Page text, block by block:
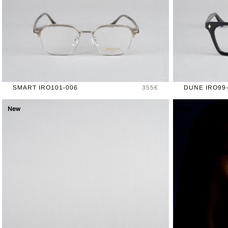
SMART IRO101-006 Prix
355€ DUNE
New